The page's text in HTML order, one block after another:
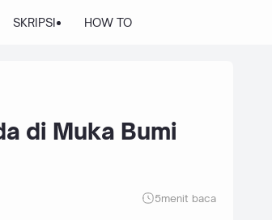
SKRIPSI HOW TO
di Muka Bumi
5menit baca